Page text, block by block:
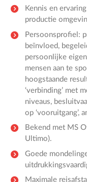
Kennis en
productie
Persoonsprofiel:
beïnvloed,
persoonlijke
mensen aan te
hoogstaande
‘verbinding’ met
niveaus,
op ‘vooruitgang’,
Bekend met MS
Ultimo).
Goede
Maximale